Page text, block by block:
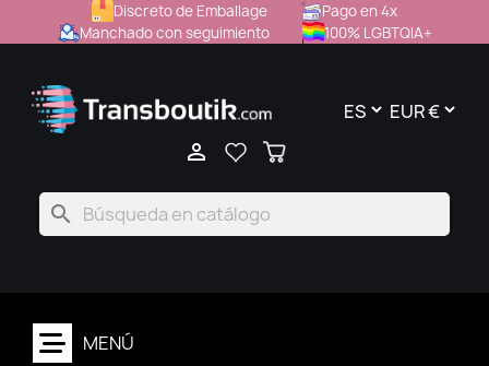
Discreto de Emballage
Pago en 4x
Manchado con seguimiento
100% LGBTQIA+
search

MENÚ